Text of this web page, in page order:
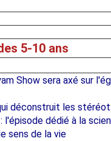
5-10 ans
Show sera axé sur
déconstruit les
: l'épisode dédié à la
sens de la vie